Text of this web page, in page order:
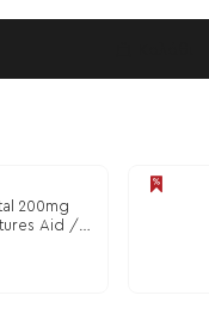
200mg
Aid /